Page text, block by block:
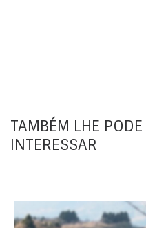
TAMBÉM LHE PODE
INTERESSAR